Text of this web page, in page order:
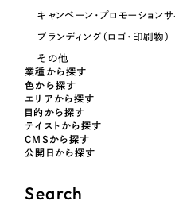
キャンペーン・プロモーションサ
ブランディング（ロゴ・印刷物）
その他
業種から探す
色から探す
エリアから探す
目的から探す
テイストから探す
CMSから探す
公開日から探す
Search